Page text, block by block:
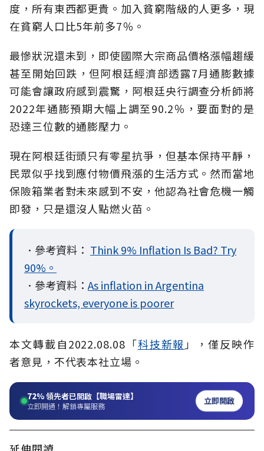
度，所有東西都更貴。加入貧窮階級的人更多，現
在貧窮人口比5年前多7％。
最慘狀況還未到，即使國際大宗商品價格漲幅趨緩
甚至開始回跌，但阿根廷經濟部透露7月通膨數據
可能會讓政府感到震驚，阿根廷央行調查分析師將
2022年通膨預期大幅上調至90.2％，要面對的是
恐達三位數的通膨壓力。
現在阿根廷街頭只有零星抗爭，但基本保持平靜，
民眾似乎找到應付物價飛漲的生活方式。然而當地
保險箱業者對未來感到不安，他認為社會危機一觸
即發，只是還沒人點燃火苗。
．參考資料： Think 9% Inflation Is Bad? Try
90%。
．參考資料： As inflation in Argentina
skyrockets, everyone is poorer
本文轉載自2022.08.08「科技新報 」，僅反映作
者意見，不代表本社立場。
72%領先者已開啟【職場雷達】
立即開通！解鎖專屬服務 立即開啟